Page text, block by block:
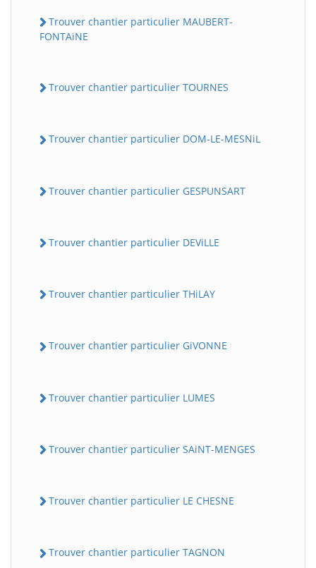
Trouver chantier particulier MAUBERT-
FONTAiNE
Trouver chantier particulier TOURNES
Trouver chantier particulier DOM-LE-MESNiL
Trouver chantier particulier GESPUNSART
Trouver chantier particulier DEViLLE
Trouver chantier particulier THiLAY
Trouver chantier particulier GiVONNE
Trouver chantier particulier LUMES
Trouver chantier particulier SAiNT-MENGES
Trouver chantier particulier LE CHESNE
Trouver chantier particulier TAGNON